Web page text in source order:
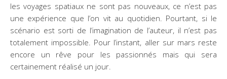
les voyages spatiaux ne sont pas nouveaux, ce n’est pas
une expérience que l’on vit au quotidien. Pourtant, si le
scénario est sorti de l’imagination de l’auteur, il n’est pas
totalement impossible. Pour l’instant, aller sur mars reste
encore un rêve pour les passionnés mais qui sera
certainement réalisé un jour.